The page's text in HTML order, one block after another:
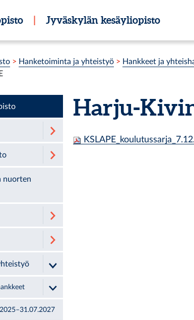
| Jyväskylän kesäyliopisto
> Hanketoiminta ja yhteistyö > Hankkeet ja
Harju-
nuorten